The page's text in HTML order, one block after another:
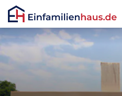
Anmelden